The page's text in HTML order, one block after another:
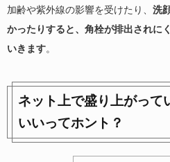
加齢や紫外線の影響を受けたり、 洗
かったりすると、角栓が排出されに
いきます。
ネット上で盛り上がって
いいってホント？